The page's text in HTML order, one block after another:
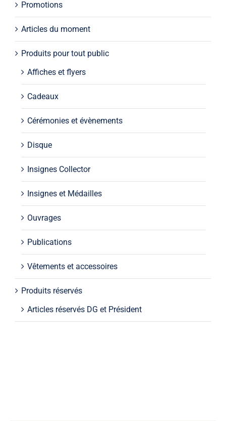
Promotions
Articles du moment
Produits pour tout public
Affiches et flyers
Cadeaux
Cérémonies et évènements
Disque
Insignes Collector
Insignes et Médailles
Ouvrages
Publications
Vêtements et accessoires
Produits réservés
Articles réservés DG et Président